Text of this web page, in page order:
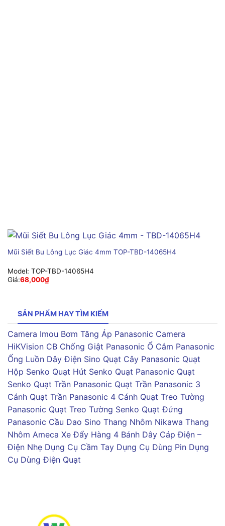
Mũi Siết Bu Lông Lục Giác 4mm TOP-TBD-14065H4
Model: TOP-TBD-14065H4
Giá:68,000₫
SẢN PHẨM HAY TÌM KIẾM
Camera Imou Bơm Tăng Áp Panasonic Camera
HiKVision CB Chống Giật Panasonic Ổ Cắm Panasonic
Ống Luồn Dây Điện Sino Quạt Cây Panasonic Quạt
Hộp Senko Quạt Hút Senko Quạt Panasonic Quạt
Senko Quạt Trần Panasonic Quạt Trần Panasonic 3
Cánh Quạt Trần Panasonic 4 Cánh Quạt Treo Tường
Panasonic Quạt Treo Tường Senko Quạt Đứng
Panasonic Cầu Dao Sino Thang Nhôm Nikawa Thang
Nhôm Ameca Xe Đẩy Hàng 4 Bánh Dây Cáp Điện –
Điện Nhẹ Dụng Cụ Cầm Tay Dụng Cụ Dùng Pin Dụng
Cụ Dùng Điện Quạt